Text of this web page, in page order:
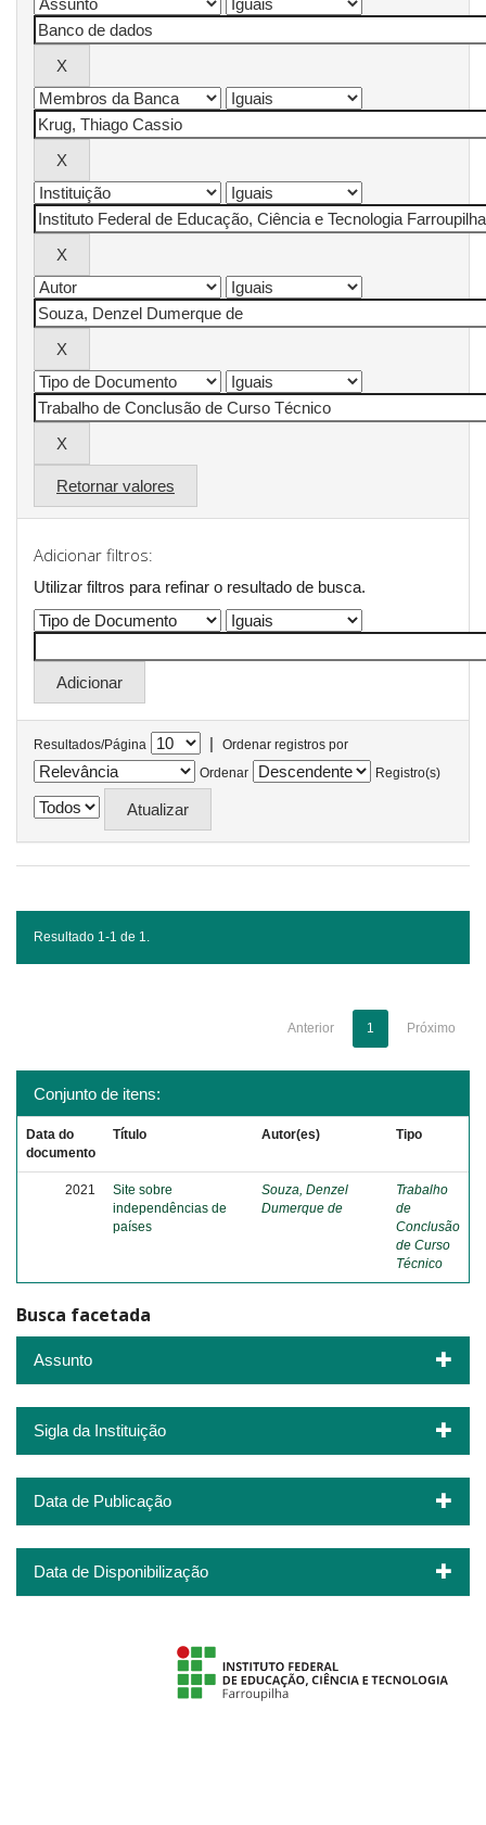
Retornar valores
Adicionar filtros:
Utilizar filtros para refinar o resultado de busca.
Resultados/Página |
Ordenar registros por
Ordenar
Registro(s)
Resultado 1-1 de 1.
Anterior 1 Próximo
Conjunto de itens:
Data do
documento
Título Autor(es) Tipo
2021
Site sobre
independências de
países
Souza, Denzel
Dumerque de
Trabalho
de
Conclusão
de Curso
Técnico
Busca facetada
Assunto
Sigla da Instituição
Data de Publicação
Data de Disponibilização